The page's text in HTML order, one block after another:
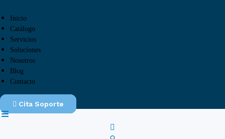
Inicio
Catálogo
Servicios
Soluciones
Nosotros
Blog
Contacto
Cita Soporte